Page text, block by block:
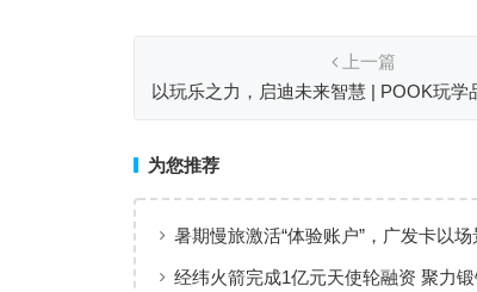
上一篇
以玩乐之力，启迪未来智慧 | POOK玩学
为您推荐
暑期慢旅激活“体验账户”，广发卡以
出行添彩
经纬火箭完成1亿元天使轮融资 聚力